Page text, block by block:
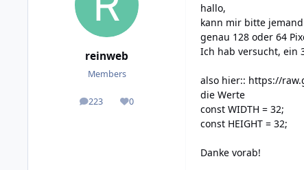
reinweb
Members
223
posts 0
Reputation
hallo,
kann mir bitte
genau 128 oder 64
Ich hab versucht, ein
also hier:: https://
die Werte
const WIDTH = 32;
const HEIGHT = 32;
Danke vorab!